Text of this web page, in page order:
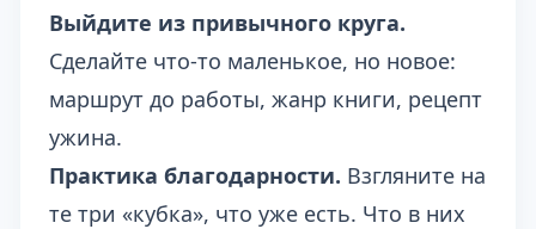
Выйдите из привычного круга.
Сделайте что-то маленькое, но новое:
маршрут до работы, жанр книги, рецепт
ужина.
Практика благодарности. Взгляните на
те три «кубка», что уже есть. Что в них